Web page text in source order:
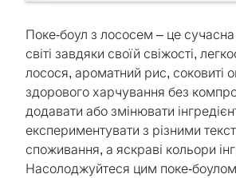
Поке-боул з лососем – це сучасна
світі завдяки своїй свіжості,
лосося, ароматний рис, соковиті
здорового харчування без
додавати або змінювати
експериментувати з різними
споживання, а яскраві кольори
Насолоджуйтеся цим поке-